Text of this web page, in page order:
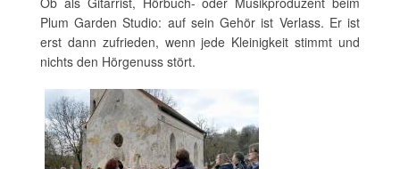
Plum Garden Studio: auf sein Gehör ist Verlass. Er ist
erst dann zufrieden, wenn jede Kleinigkeit stimmt und
nichts den Hörgenuss stört.